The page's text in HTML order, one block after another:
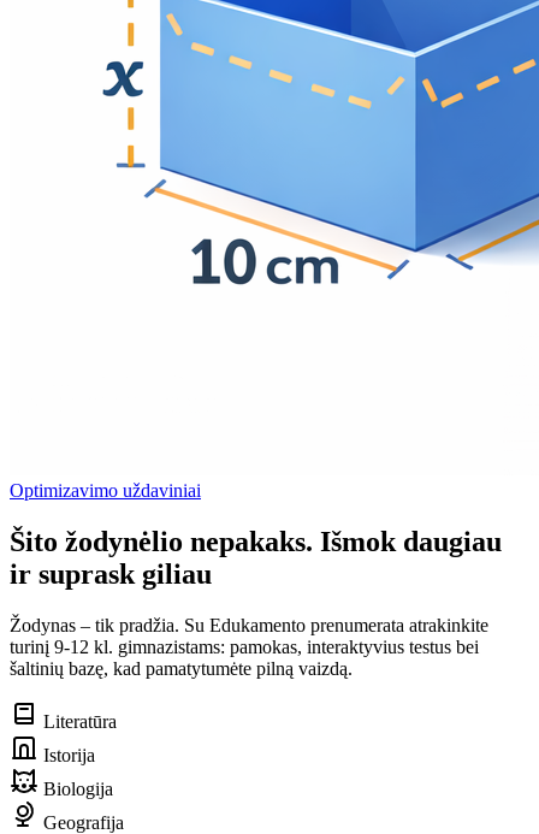
Optimizavimo uždaviniai
Šito žodynėlio nepakaks. Išmok daugiau
ir suprask giliau
Žodynas – tik pradžia. Su Edukamento prenumerata atrakinkite
turinį 9-12 kl. gimnazistams: pamokas, interaktyvius testus bei
šaltinių bazę, kad pamatytumėte pilną vaizdą.
Literatūra
Istorija
Biologija
Geografija